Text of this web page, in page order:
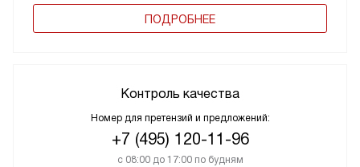
ПОДРОБНЕЕ
Контроль качества
Номер для претензий и предложений:
+7 (495) 120-11-96
с 08:00 до 17:00 по будням